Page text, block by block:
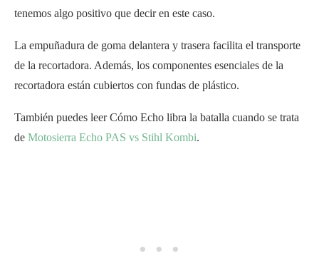
tenemos algo positivo que decir en este caso.
La empuñadura de goma delantera y trasera facilita el transporte
de la recortadora. Además, los componentes esenciales de la
recortadora están cubiertos con fundas de plástico.
También puedes leer Cómo Echo libra la batalla cuando se trata
de Motosierra Echo PAS vs Stihl Kombi.